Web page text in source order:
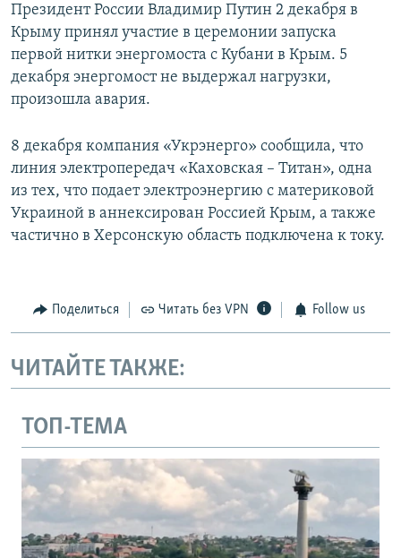
Президент России Владимир Путин 2 декабря в
Крыму принял участие в церемонии запуска
первой нитки энергомоста с Кубани в Крым. 5
декабря энергомост не выдержал нагрузки,
произошла авария.
8 декабря компания «Укрэнерго» сообщила, что
линия электропередач «Каховская – Титан», одна
из тех, что подает электроэнергию с материковой
Украиной в аннексирован Россией Крым, а также
частично в Херсонскую область подключена к току.
Поделиться Читать без VPN Follow us
ЧИТАЙТЕ ТАКЖЕ:
ТОП-ТЕМА